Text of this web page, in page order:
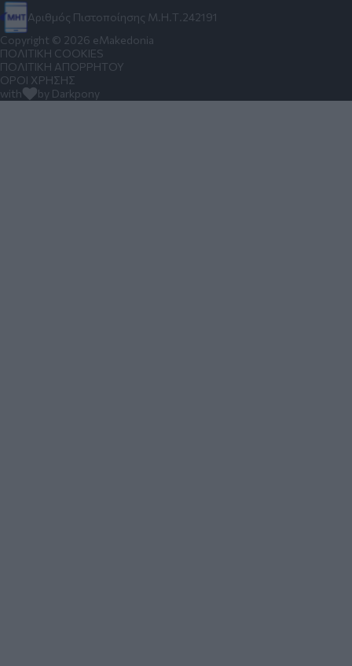
Αριθμός Πιστοποίησης Μ.Η.Τ.242191
Copyright © 2026 eMakedonia
ΠΟΛΙΤΙΚΗ COOKIES
ΠΟΛΙΤΙΚΗ ΑΠΟΡΡΗΤΟΥ
ΟΡΟΙ ΧΡΗΣΗΣ
with
by Darkpony